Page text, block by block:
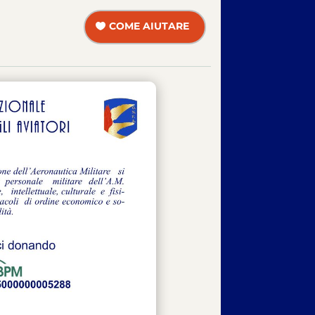
COME AIUTARE